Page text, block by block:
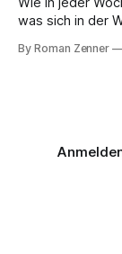
was sich in der
werden: eBay
By Roman Zenner